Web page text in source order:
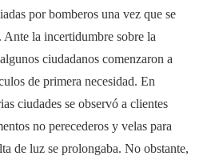
por bomberos una vez que se
Ante la incertidumbre sobre la
ciudadanos comenzaron a
de primera necesidad. En
ciudades se observó a clientes
no perecederos y velas para
de luz se prolongaba​. No obstante,